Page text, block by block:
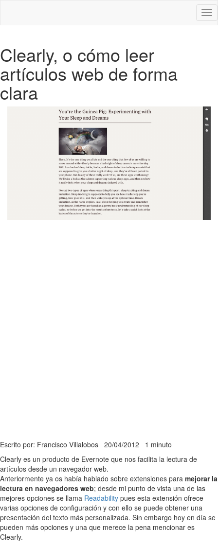
Clearly, o cómo leer
artículos web de forma
clara
Escrito por: Francisco Villalobos 20/04/2012 1 minuto
Clearly es un producto de Evernote que nos facilita la lectura de
artículos desde un navegador web.
Anteriormente ya os había hablado sobre extensiones para mejorar la
lectura en navegadores web; desde mi punto de vista una de las
mejores opciones se llama Readability pues esta extensión ofrece
varias opciones de configuración y con ello se puede obtener una
presentación del texto más personalizada. Sin embargo hoy en día se
pueden más opciones y una que merece la pena mencionar es
Clearly.